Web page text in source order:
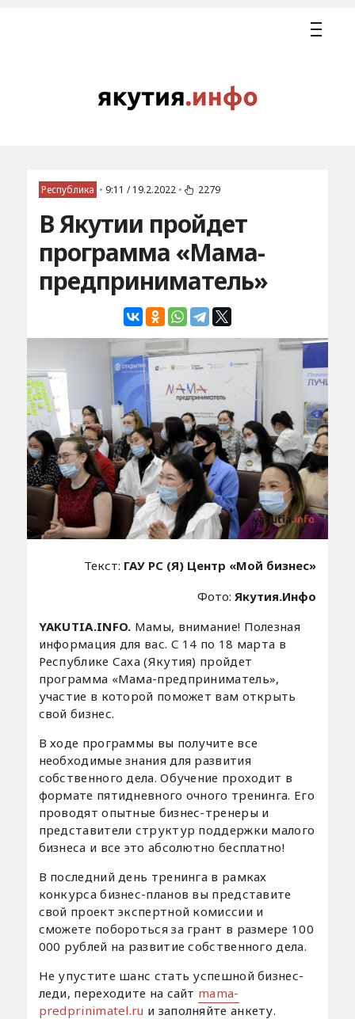
Республика • 9:11 / 19.2.2022 • 2279
В Якутии пройдет
программа «Мама-
предприниматель»
Текст: ГАУ РС (Я) Центр «Мой бизнес»
Фото: Якутия.Инфо
YAKUTIA.INFO. Мамы, внимание! Полезная
информация для вас. С 14 по 18 марта в
Республике Саха (Якутия) пройдет
программа «Мама-предприниматель»,
участие в которой поможет вам открыть
свой бизнес.
В ходе программы вы получите все
необходимые знания для развития
собственного дела. Обучение проходит в
формате пятидневного очного тренинга. Его
проводят опытные бизнес-тренеры и
представители структур поддержки малого
бизнеса и все это абсолютно бесплатно!
В последний день тренинга в рамках
конкурса бизнес-планов вы представите
свой проект экспертной комиссии и
сможете побороться за грант в размере 100
000 рублей на развитие собственного дела.
Не упустите шанс стать успешной бизнес-
леди, переходите на сайт mama-
predprinimatel.ru и заполняйте анкету.